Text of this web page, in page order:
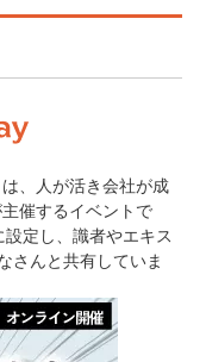
、人が活き会社が成
催するイベントで
定し、識者やエキス
さんと共有していま